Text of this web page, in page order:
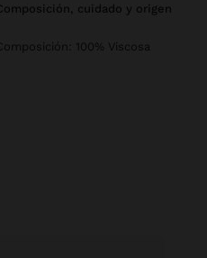
composición, cuidado y origen
100% Viscosa